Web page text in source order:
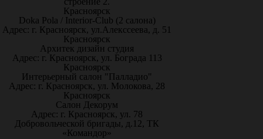
Красноярск
Doka Pola / Interior-Club (2 салона)
Адрес: г. Красноярск, ул.Алекссеева, д. 51
Красноярск
Архитек дизайн студия
Адрес: г. Красноярск, ул. Бограда 113
Красноярск
Интерьерный салон "Палладио"
Адрес: г. Красноярск, ул. Молокова, 28
Красноярск
Салон Декорум
Адрес: г. Красноярск, ул. 78
Добровольческой бригады, д.12, ТК
«Командор»